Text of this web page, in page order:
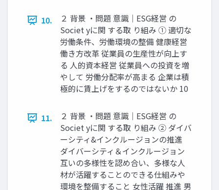
10.
２ 背景 ・問題 意識｜ESG経営 の
Societ yに関 する取 り組み ① 適切な
労働条件、労働環境の整備 健康経営
働き方改革 従業員の生産性が向上す
る 人的資本経営 従業員への投資を増
やして 労働分配率が高まる 企業は積
極的に賃上げをするのではないか 10
11.
２ 背景 ・問題 意識｜ESG経営 の
Societ yに関 する取 り組み ② ダイバ
ーシティ&インクルージョンの推進
ダイバーシティ＆インクルージョン
互いの多様性を認め合い、多様な人
材が活躍することのできる仕組みや
環境を整備すること 女性活躍 推進 男